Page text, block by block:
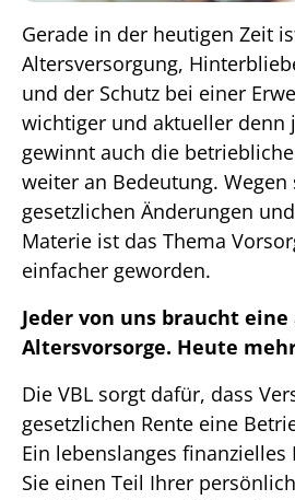
Gerade in der heutigen Zeit
Altersversorgung,
und der Schutz bei einer
wichtiger und aktueller denn
gewinnt auch die
weiter an Bedeutung. Wegen
gesetzlichen Änderungen
Materie ist das Thema
einfacher geworden.
Jeder von uns braucht
Altersvorsorge. Heute
Die VBL sorgt dafür, dass
gesetzlichen Rente eine
Ein lebenslanges
Sie einen Teil Ihrer